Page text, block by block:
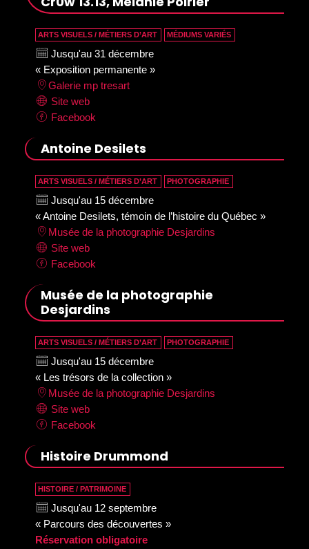
ARTS VISUELS / MÉTIERS D’ART MÉDIUMS VARIÉS
Jusqu'au 31 décembre
« Exposition permanente »
Galerie mp tresart
Site web
Facebook
Antoine Desilets
ARTS VISUELS / MÉTIERS D’ART PHOTOGRAPHIE
Jusqu'au 15 décembre
« Antoine Desilets, témoin de l’histoire du Québec »
Musée de la photographie Desjardins
Site web
Facebook
Musée de la photographie
Desjardins
ARTS VISUELS / MÉTIERS D’ART PHOTOGRAPHIE
Jusqu'au 15 décembre
« Les trésors de la collection »
Musée de la photographie Desjardins
Site web
Facebook
Histoire Drummond
HISTOIRE / PATRIMOINE
Jusqu'au 12 septembre
« Parcours des découvertes »
Réservation obligatoire